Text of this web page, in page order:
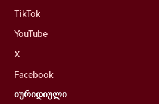
TikTok
YouTube
X
Facebook
იურიდიული